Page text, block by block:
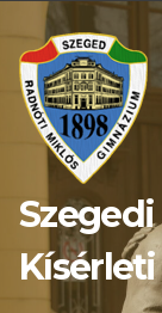
content